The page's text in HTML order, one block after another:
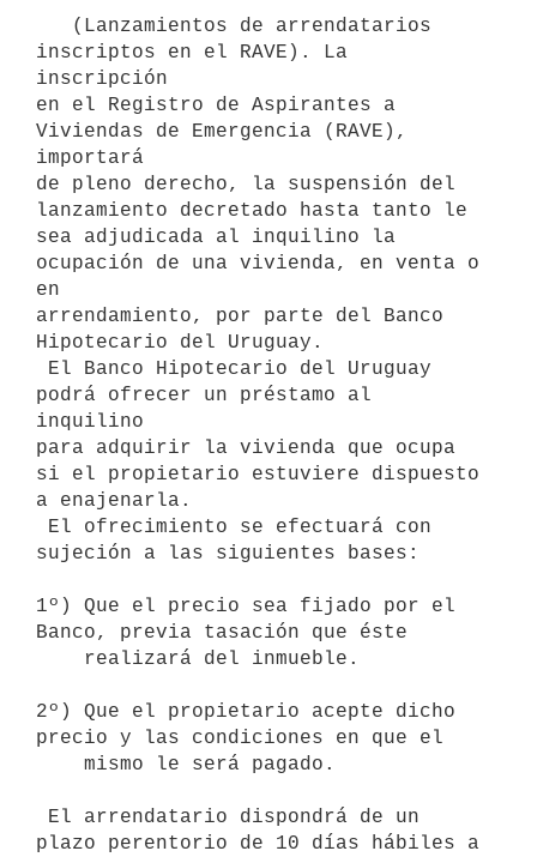
inscriptos en el RAVE). La
inscripción
en el Registro de Aspirantes a
Viviendas de Emergencia (RAVE),
importará
de pleno derecho, la suspensión del
lanzamiento decretado hasta tanto le
sea adjudicada al inquilino la
ocupación de una vivienda, en venta o
en
arrendamiento, por parte del Banco
Hipotecario del Uruguay.
podrá ofrecer un préstamo al
inquilino
para adquirir la vivienda que ocupa
si el propietario estuviere dispuesto
a enajenarla.
sujeción a las siguientes bases:
1º) Que el precio sea fijado por el
Banco, previa tasación que éste
2º) Que el propietario acepte dicho
precio y las condiciones en que el
plazo perentorio de 10 días hábiles a